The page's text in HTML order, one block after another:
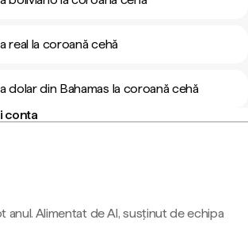
real la coroană cehă
dolar din Bahamas la coroană cehă
conta
Alimentat de AI, susținut de echipa